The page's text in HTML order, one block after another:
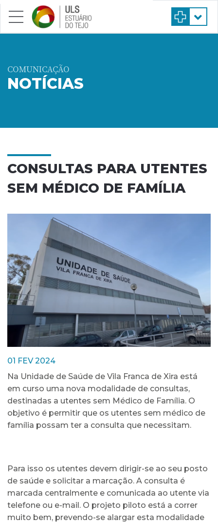
Saltar para conteúdo principal
COMUNICAÇÃO
NOTÍCIAS
CONSULTAS PARA UTENTES
SEM MÉDICO DE FAMÍLIA
01 FEV 2024
Na Unidade de Saúde de Vila Franca de Xira está
em curso uma nova modalidade de consultas,
destinadas a utentes sem Médico de Família. O
objetivo é permitir que os utentes sem médico de
família possam ter a consulta que necessitam.
Para isso os utentes devem dirigir-se ao seu posto
de saúde e solicitar a marcação. A consulta é
marcada centralmente e comunicada ao utente via
telefone ou e-mail. O projeto piloto está a correr
muito bem, prevendo-se alargar esta modalidade